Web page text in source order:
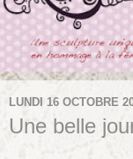
LUNDI 16 OCTOBRE
Une belle